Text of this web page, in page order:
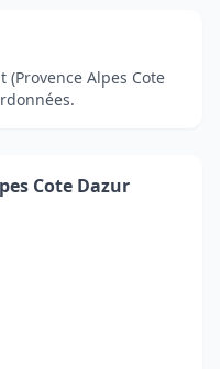
(Provence Alpes Cote
Cote Dazur